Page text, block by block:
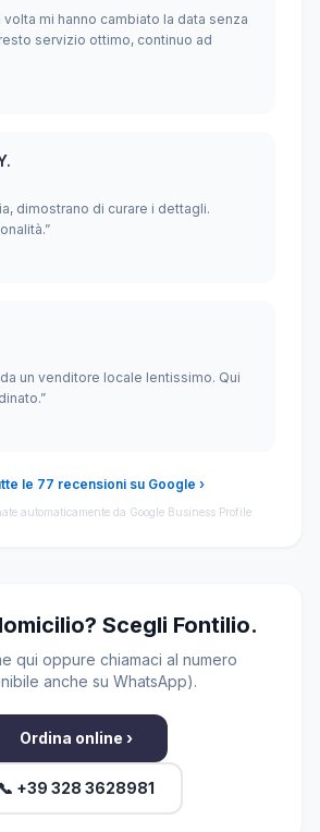
volta mi hanno cambiato la data senza
servizio ottimo, continuo ad
dimostrano di curare i dettagli.
un venditore locale lentissimo. Qui
le 77 recensioni su Google ›
automaticamente da Google Business Profile
Scegli Fontilio.
qui oppure chiamaci al numero
anche su WhatsApp).
Ordina online ›
📞 +39 328 3628981